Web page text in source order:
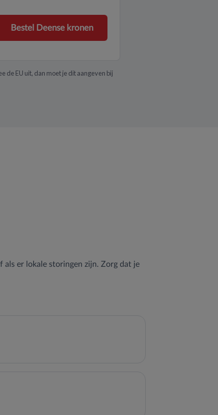
Bestel Deense kronen
de EU uit, dan moet je dit aangeven bij
als er lokale storingen zijn. Zorg dat je